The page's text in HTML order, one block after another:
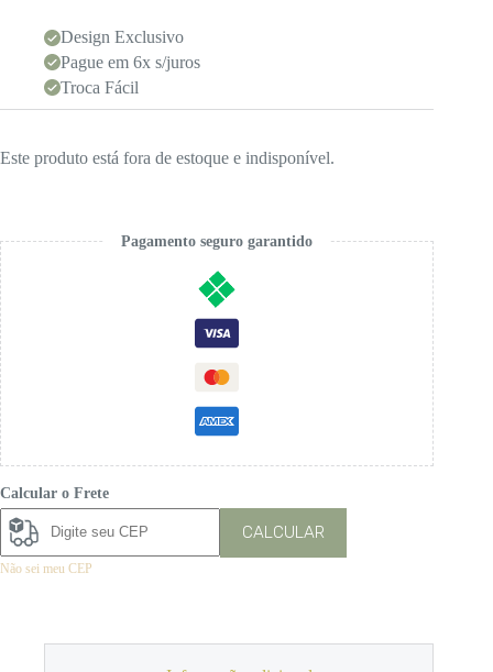
Design Exclusivo
Pague em 6x s/juros
Troca Fácil
Este produto está fora de estoque e indisponível.
Pagamento seguro garantido
Calcular o Frete
CALCULAR
Não sei meu CEP